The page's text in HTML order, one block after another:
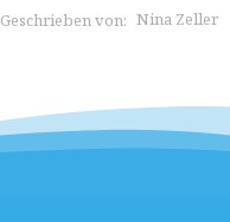
Geschrieben von: Nina Zeller